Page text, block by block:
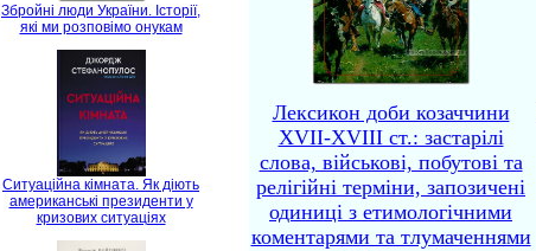
Збройні люди України. Історії,
які ми розповімо онукам
Ситуаційна кімната. Як діють
американські президенти у
кризових ситуаціях
Лексикон доби козаччини
XVII-XVIII ст.: застарілі
слова, військові, побутові та
релігійні терміни, запозичені
одиниці з етимологічними
коментарями та тлумаченнями